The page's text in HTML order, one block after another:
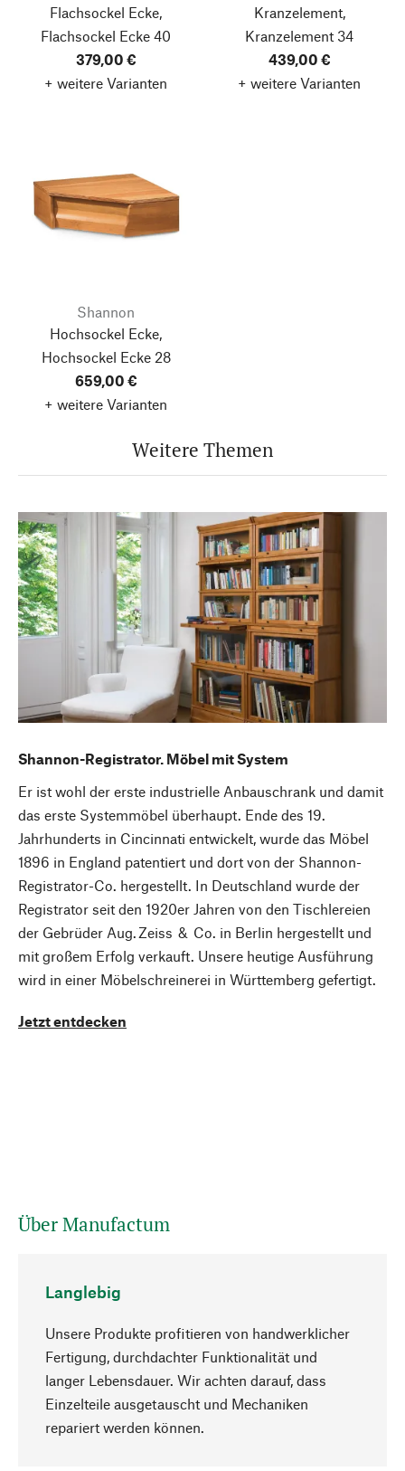
Flachsockel Ecke,
Flachsockel Ecke 40
379,00 €
+ weitere Varianten
Kranzelement,
Kranzelement 34
439,00 €
+ weitere Varianten
Shannon
Hochsockel Ecke,
Hochsockel Ecke 28
659,00 €
+ weitere Varianten
Weitere Themen
Shannon-Registrator. Möbel mit System
Er ist wohl der erste industrielle Anbauschrank und damit
das erste Systemmöbel überhaupt. Ende des 19.
Jahrhunderts in Cincinnati entwickelt, wurde das Möbel
1896 in England patentiert und dort von der Shannon-
Registrator-Co. hergestellt. In Deutschland wurde der
Registrator seit den 1920er Jahren von den Tischlereien
der Gebrüder Aug. Zeiss & Co. in Berlin hergestellt und
mit großem Erfolg verkauft. Unsere heutige Ausführung
wird in einer Möbelschreinerei in Württemberg gefertigt.
Jetzt entdecken
Über Manufactum
Langlebig
Unsere Produkte profitieren von handwerklicher
Fertigung, durchdachter Funktionalität und
langer Lebensdauer. Wir achten darauf, dass
Einzelteile ausgetauscht und Mechaniken
repariert werden können.